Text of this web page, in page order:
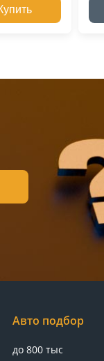
Авто подбор
до 800 тыс